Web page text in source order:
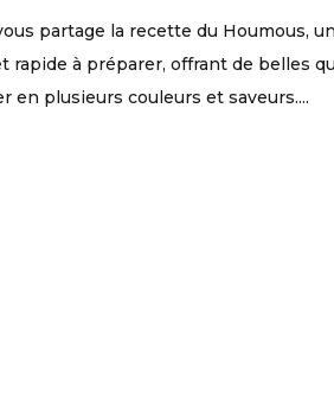
partage la recette du Houmous,
rapide à préparer, offrant de belles
en plusieurs couleurs et saveurs....